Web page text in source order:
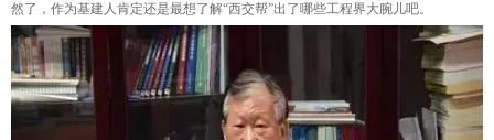
然了，作为基建人肯定还是最想了解“西交帮”出了哪些工程界大腕儿吧。